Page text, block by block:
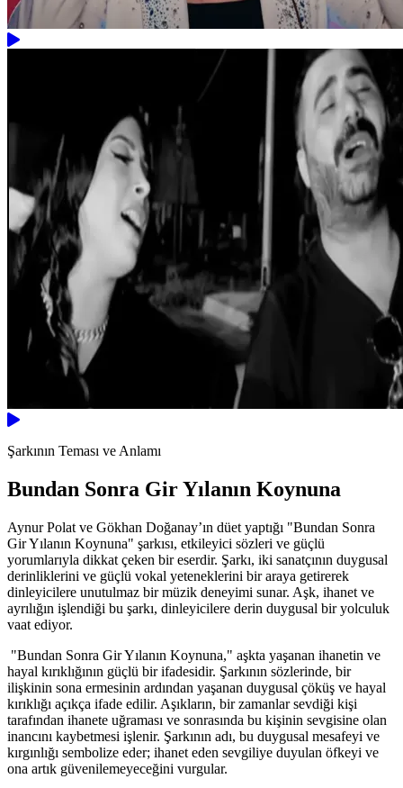
Şarkının Teması ve Anlamı
Bundan Sonra Gir Yılanın Koynuna
Aynur Polat ve Gökhan Doğanay’ın düet yaptığı "Bundan Sonra
Gir Yılanın Koynuna" şarkısı, etkileyici sözleri ve güçlü
yorumlarıyla dikkat çeken bir eserdir. Şarkı, iki sanatçının duygusal
derinliklerini ve güçlü vokal yeteneklerini bir araya getirerek
dinleyicilere unutulmaz bir müzik deneyimi sunar. Aşk, ihanet ve
ayrılığın işlendiği bu şarkı, dinleyicilere derin duygusal bir yolculuk
vaat ediyor.
"Bundan Sonra Gir Yılanın Koynuna," aşkta yaşanan ihanetin ve
hayal kırıklığının güçlü bir ifadesidir. Şarkının sözlerinde, bir
ilişkinin sona ermesinin ardından yaşanan duygusal çöküş ve hayal
kırıklığı açıkça ifade edilir. Aşıkların, bir zamanlar sevdiği kişi
tarafından ihanete uğraması ve sonrasında bu kişinin sevgisine olan
inancını kaybetmesi işlenir. Şarkının adı, bu duygusal mesafeyi ve
kırgınlığı sembolize eder; ihanet eden sevgiliye duyulan öfkeyi ve
ona artık güvenilemeyeceğini vurgular.